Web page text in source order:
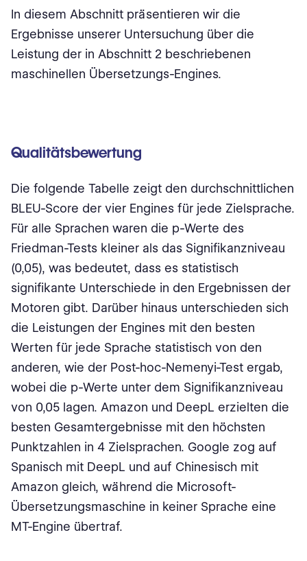
In diesem Abschnitt präsentieren wir die
Ergebnisse unserer Untersuchung über die
Leistung der in Abschnitt 2 beschriebenen
maschinellen Übersetzungs-Engines.
Qualitätsbewertung
Die folgende Tabelle zeigt den durchschnittlichen
BLEU-Score der vier Engines für jede Zielsprache.
Für alle Sprachen waren die p-Werte des
Friedman-Tests kleiner als das Signifikanzniveau
(0,05), was bedeutet, dass es statistisch
signifikante Unterschiede in den Ergebnissen der
Motoren gibt. Darüber hinaus unterschieden sich
die Leistungen der Engines mit den besten
Werten für jede Sprache statistisch von den
anderen, wie der Post-hoc-Nemenyi-Test ergab,
wobei die p-Werte unter dem Signifikanzniveau
von 0,05 lagen. Amazon und DeepL erzielten die
besten Gesamtergebnisse mit den höchsten
Punktzahlen in 4 Zielsprachen. Google zog auf
Spanisch mit DeepL und auf Chinesisch mit
Amazon gleich, während die Microsoft-
Übersetzungsmaschine in keiner Sprache eine
MT-Engine übertraf.